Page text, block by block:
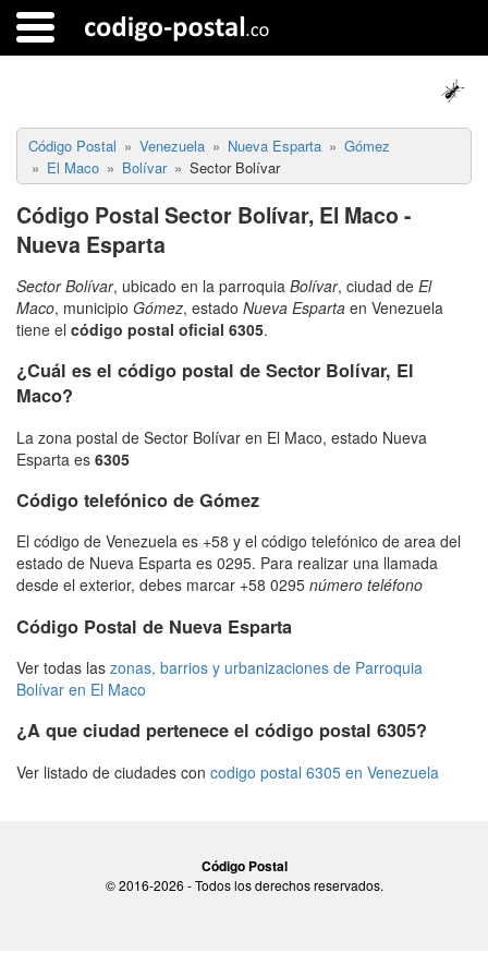
Código Postal Venezuela Nueva Esparta
Gómez
El Maco
Bolívar Sector Bolívar
Código Postal Sector Bolívar, El Maco -
Nueva Esparta
Sector Bolívar, ubicado en la parroquia Bolívar, ciudad de El
Maco, municipio Gómez, estado Nueva Esparta en Venezuela
tiene el código postal oficial 6305.
¿Cuál es el código postal de Sector Bolívar, El
Maco?
La zona postal de Sector Bolívar en El Maco, estado Nueva
Esparta es 6305
Código telefónico de Gómez
El código de Venezuela es +58 y el código telefónico de area del
estado de Nueva Esparta es 0295. Para realizar una llamada
desde el exterior, debes marcar +58 0295 número teléfono
Código Postal de Nueva Esparta
Ver todas las zonas, barrios y urbanizaciones de Parroquia
Bolívar en El Maco
¿A que ciudad pertenece el código postal 6305?
Ver listado de ciudades con codigo postal 6305 en Venezuela
Código Postal
© 2016-2026 - Todos los derechos reservados.